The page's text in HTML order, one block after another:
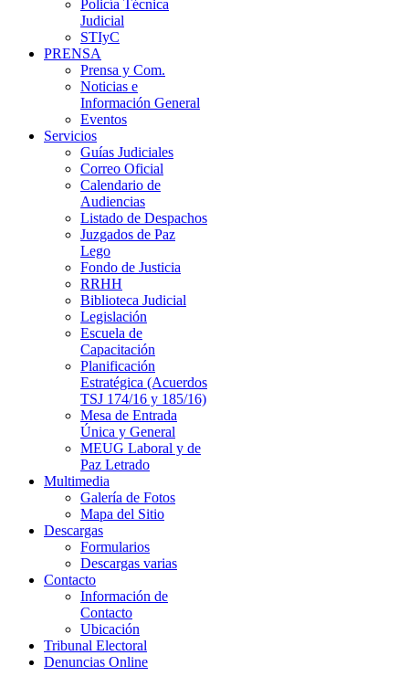
Policía Técnica
Judicial
STIyC
PRENSA
Prensa y Com.
Noticias e
Información General
Eventos
Servicios
Guías Judiciales
Correo Oficial
Calendario de
Audiencias
Listado de Despachos
Juzgados de Paz
Lego
Fondo de Justicia
RRHH
Biblioteca Judicial
Legislación
Escuela de
Capacitación
Planificación
Estratégica (Acuerdos
TSJ 174/16 y 185/16)
Mesa de Entrada
Única y General
MEUG Laboral y de
Paz Letrado
Multimedia
Galería de Fotos
Mapa del Sitio
Descargas
Formularios
Descargas varias
Contacto
Información de
Contacto
Ubicación
Tribunal Electoral
Denuncias Online